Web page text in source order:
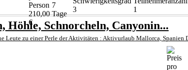
210,00
€
7
Tage
3 1
Schnorcheln, Canyonin...
Leute zu einer Perle der Aktivitäten : Aktivurlaub Mallorca, Spanien